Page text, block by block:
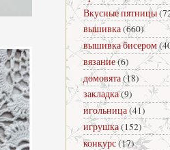
Вкусные пятницы
вышивка(660)
вышивка бисером
вязание(6)
домовята(18)
закладка(9)
игольница(41)
игрушка(152)
конкурс(17)